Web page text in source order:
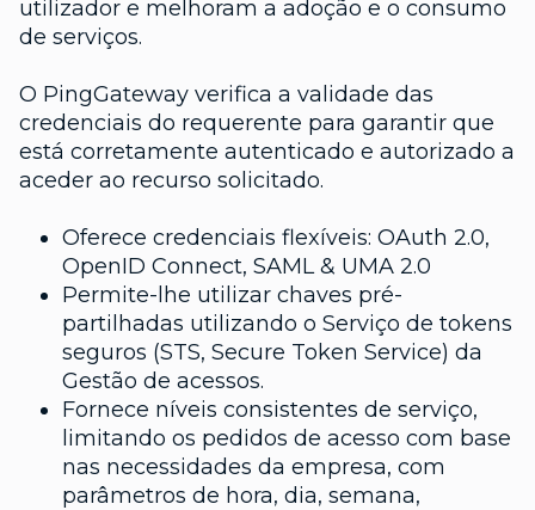
utilizador e melhoram a adoção e o consumo
de serviços.
O PingGateway verifica a validade das
credenciais do requerente para garantir que
está corretamente autenticado e autorizado a
aceder ao recurso solicitado.
Oferece credenciais flexíveis: OAuth 2.0,
OpenID Connect, SAML & UMA 2.0
Permite-lhe utilizar chaves pré-
partilhadas utilizando o Serviço de tokens
seguros (STS, Secure Token Service) da
Gestão de acessos.
Fornece níveis consistentes de serviço,
limitando os pedidos de acesso com base
nas necessidades da empresa, com
parâmetros de hora, dia, semana,